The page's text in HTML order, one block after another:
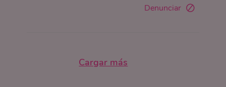
Denunciar
Cargar más